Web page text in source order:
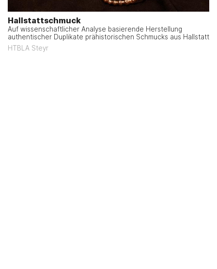
Hallstattschmuck
Auf wissenschaftlicher Analyse basierende Herstellung
authentischer Duplikate prähistorischen Schmucks aus Hallstatt
HTBLA Steyr